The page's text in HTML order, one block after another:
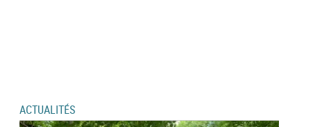
ACTUALITÉS